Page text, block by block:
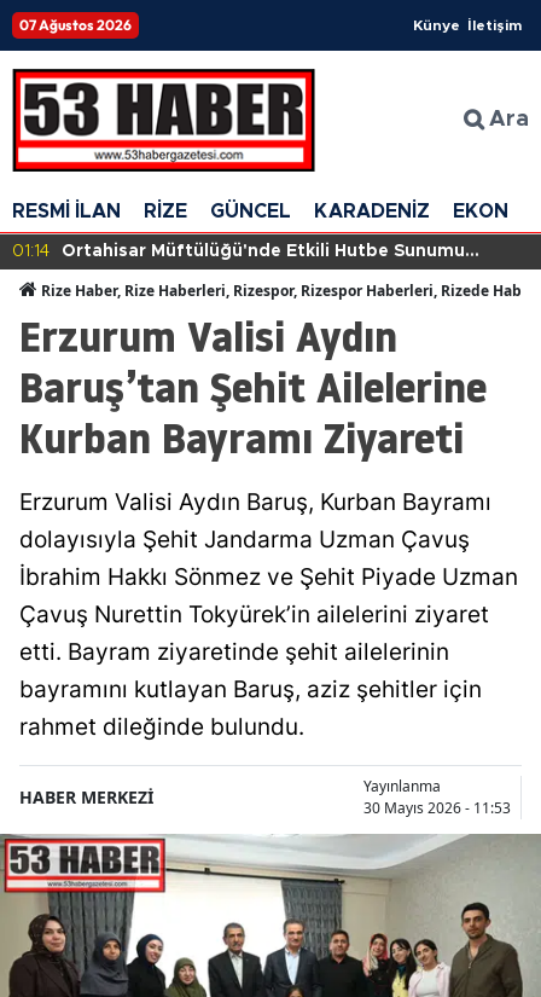
07 Ağustos 2026 Künye İletişim
Ara
RESMİ İLAN RİZE GÜNCEL KARADENİZ
01:14
Ortahisar Müftülüğü'nde Etkili Hutbe Sunumu
Rize Haber, Rize Haberleri, Rizespor, Rizespor Haberleri, Rizede
Erzurum Valisi Aydın
Baruş’tan Şehit Ailelerine
Kurban Bayramı Ziyareti
Erzurum Valisi Aydın Baruş, Kurban Bayramı
dolayısıyla Şehit Jandarma Uzman Çavuş
İbrahim Hakkı Sönmez ve Şehit Piyade Uzman
Çavuş Nurettin Tokyürek’in ailelerini ziyaret
etti. Bayram ziyaretinde şehit ailelerinin
bayramını kutlayan Baruş, aziz şehitler için
rahmet dileğinde bulundu.
HABER MERKEZİ
Yayınlanma
30 Mayıs 2026 - 11:53